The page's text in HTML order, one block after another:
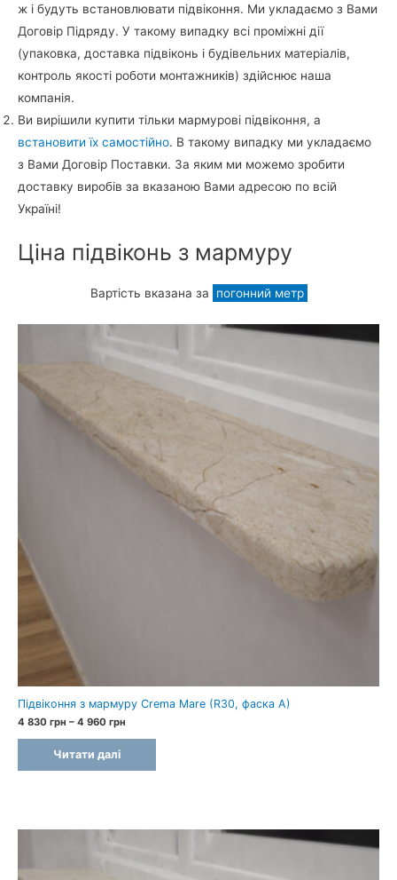
ж і будуть встановлювати підвіконня. Ми укладаємо з Вами
Договір Підряду. У такому випадку всі проміжні дії
(упаковка, доставка підвіконь і будівельних матеріалів,
контроль якості роботи монтажників) здійснює наша
компанія.
Ви вирішили купити тільки мармурові підвіконня, а
встановити їх самостійно. В такому випадку ми укладаємо
з Вами Договір Поставки. За яким ми можемо зробити
доставку виробів за вказаною Вами адресою по всій
Україні!
Ціна підвіконь з мармуру
Вартість вказана за погонний метр
Підвіконня з мармуру Crema Mare (R30, фаска A)
4 830 грн – 4 960 грн
through
Читати далі